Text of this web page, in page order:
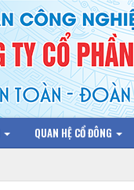
QUAN HỆ CỔ ĐÔNG